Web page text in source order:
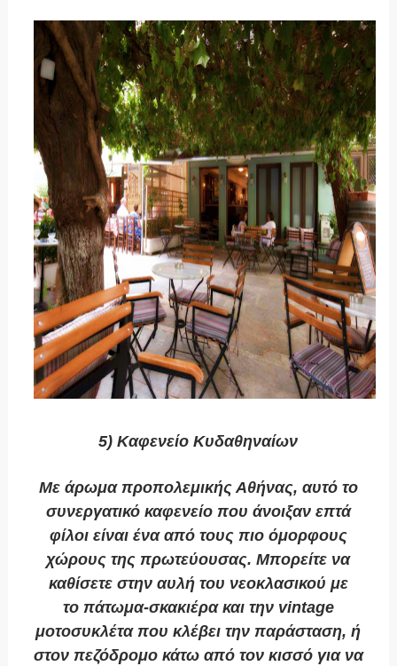
5) Kαφενείο Κυδαθηναίων
Με άρωμα προπολεμικής Αθήνας, αυτό το
συνεργατικό καφενείο που άνοιξαν επτά
φίλοι είναι ένα από τους πιο όμορφους
χώρους της πρωτεύουσας. Μπορείτε να
καθίσετε στην αυλή του νεοκλασικού με
το πάτωμα-σκακιέρα και την vintage
μοτοσυκλέτα που κλέβει την παράσταση, ή
στον πεζόδρομο κάτω από τον κισσό για να